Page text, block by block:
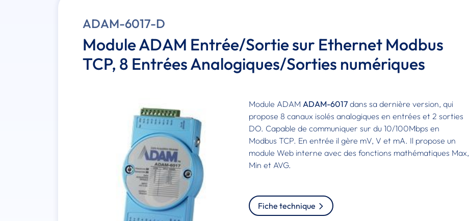
ADAM-6017-D
Module ADAM Entrée/Sortie sur Ethernet Modbus
TCP, 8 Entrées Analogiques/Sorties numériques
Module ADAM ADAM-6017 dans sa dernière version, qui
propose 8 canaux isolés analogiques en entrées et 2 sorties
DO. Capable de communiquer sur du 10/100Mbps en
Modbus TCP. En entrée il gère mV, V et mA. Il propose un
module Web interne avec des fonctions mathématiques Max,
Min et AVG.
Fiche technique